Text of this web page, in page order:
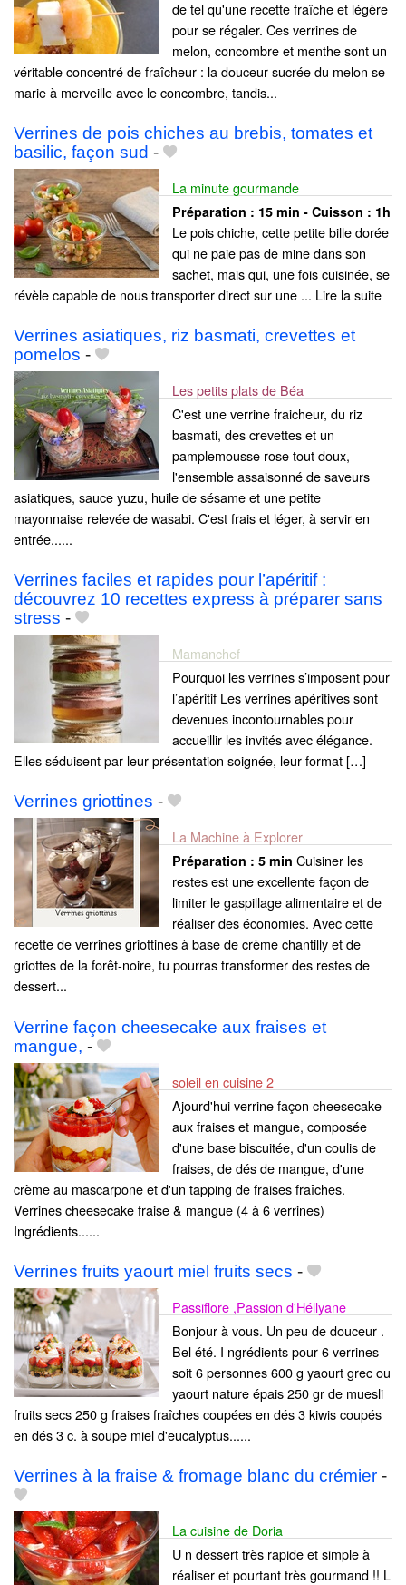
de tel qu'une recette fraîche et légère
pour se régaler. Ces verrines de
melon, concombre et menthe sont un
véritable concentré de fraîcheur : la douceur sucrée du melon se
marie à merveille avec le concombre, tandis...
Verrines de pois chiches au brebis, tomates et
basilic, façon sud -
La minute gourmande
Préparation : 15 min - Cuisson : 1h
Le pois chiche, cette petite bille dorée
qui ne paie pas de mine dans son
sachet, mais qui, une fois cuisinée, se
révèle capable de nous transporter direct sur une ... Lire la suite
Verrines asiatiques, riz basmati, crevettes et
pomelos -
Les petits plats de Béa
C'est une verrine fraicheur, du riz
basmati, des crevettes et un
pamplemousse rose tout doux,
l'ensemble assaisonné de saveurs
asiatiques, sauce yuzu, huile de sésame et une petite
mayonnaise relevée de wasabi. C'est frais et léger, à servir en
entrée......
Verrines faciles et rapides pour l’apéritif :
découvrez 10 recettes express à préparer sans
stress -
Mamanchef
Pourquoi les verrines s’imposent pour
l’apéritif Les verrines apéritives sont
devenues incontournables pour
accueillir les invités avec élégance.
Elles séduisent par leur présentation soignée, leur format […]
Verrines griottines -
La Machine à Explorer
Préparation : 5 min Cuisiner les
restes est une excellente façon de
limiter le gaspillage alimentaire et de
réaliser des économies. Avec cette
recette de verrines griottines à base de crème chantilly et de
griottes de la forêt-noire, tu pourras transformer des restes de
dessert...
Verrine façon cheesecake aux fraises et
mangue, -
soleil en cuisine 2
Ajourd'hui verrine façon cheesecake
aux fraises et mangue, composée
d'une base biscuitée, d'un coulis de
fraises, de dés de mangue, d'une
crème au mascarpone et d'un tapping de fraises fraîches.
Verrines cheesecake fraise & mangue (4 à 6 verrines)
Ingrédients......
Verrines fruits yaourt miel fruits secs -
Passiflore ,Passion d'Héllyane
Bonjour à vous. Un peu de douceur .
Bel été. I ngrédients pour 6 verrines
soit 6 personnes 600 g yaourt grec ou
yaourt nature épais 250 gr de muesli
fruits secs 250 g fraises fraîches coupées en dés 3 kiwis coupés
en dés 3 c. à soupe miel d'eucalyptus......
Verrines à la fraise & fromage blanc du crémier -
La cuisine de Doria
U n dessert très rapide et simple à
réaliser et pourtant très gourmand !! L